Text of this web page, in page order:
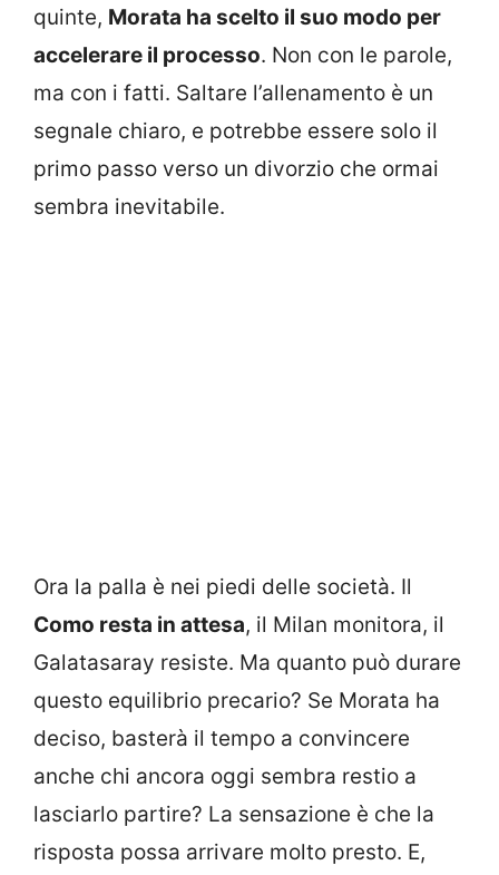
quinte, Morata ha scelto il suo modo per
accelerare il processo. Non con le parole,
ma con i fatti. Saltare l’allenamento è un
segnale chiaro, e potrebbe essere solo il
primo passo verso un divorzio che ormai
sembra inevitabile.
Ora la palla è nei piedi delle società. Il
Como resta in attesa, il Milan monitora, il
Galatasaray resiste. Ma quanto può durare
questo equilibrio precario? Se Morata ha
deciso, basterà il tempo a convincere
anche chi ancora oggi sembra restio a
lasciarlo partire? La sensazione è che la
risposta possa arrivare molto presto. E,